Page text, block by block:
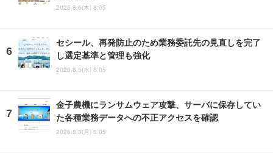
2026.8.6(木) 8:05
セシール、再発防止のため業務委託先の見直しを完了
し選定基準と管理も強化
2026.8.5(水) 8:05
金子農機にランサムウェア攻撃、サーバに保存してい
た各種業務データへの不正アクセスを確認
2026.8.3(月) 8:05